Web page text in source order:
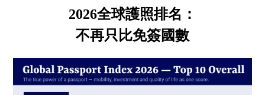
2026全球護照排名：
不再只比免簽國數